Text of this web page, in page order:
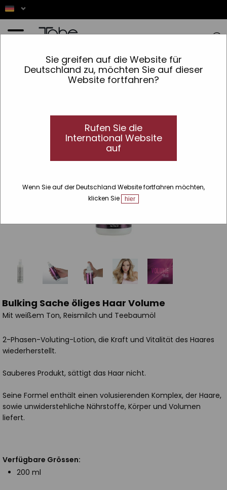
Sie greifen auf die Website für
Deutschland zu, möchten Sie auf dieser
Website fortfahren?
Rufen Sie die
International Website
auf
Wenn Sie auf der Deutschland Website fortfahren möchten,
klicken Sie
hier
»Produktlinien »Tricology » Volume » Bulking Sache öliges Haar
Bulking Sache öliges Haar Volume
Mit weißem Ton, Reismilch und Teebaumöl
2-Phasen-Voluting-Lotion, die Kraft und Vitalität des Haares
wiederherstellt.
Sauberes Produkt, sättigt das Haar nicht.
Seine Formel enthält einen volusierenden Komplex, der Haare,
sowie unwiderstehliche Nährstoffe, Körper und Volumen
liefert.
Verfügbare Grössen:
200 ml